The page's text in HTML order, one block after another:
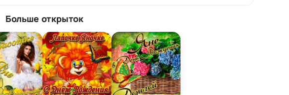
Больше открыток